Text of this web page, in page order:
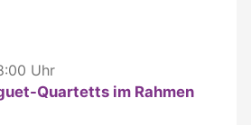
Uhr
Quartetts im Rahmen